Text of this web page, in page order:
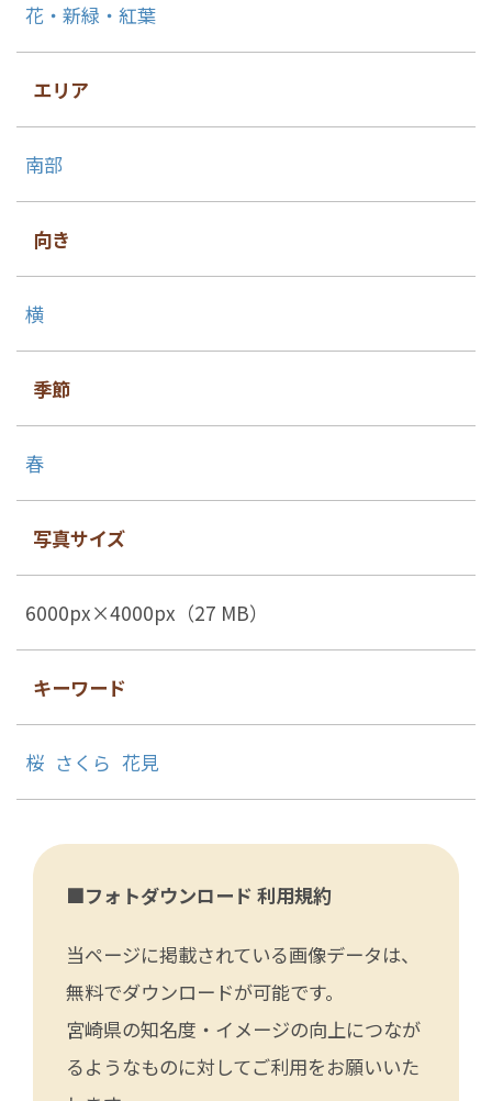
花・新緑・紅葉
エリア
南部
向き
横
季節
春
写真サイズ
6000px×4000px（27 MB）
キーワード
桜 さくら 花見
■フォトダウンロード 利用規約
当ページに掲載されている画像データは、
無料でダウンロードが可能です。
宮崎県の知名度・イメージの向上につなが
るようなものに対してご利用をお願いいた